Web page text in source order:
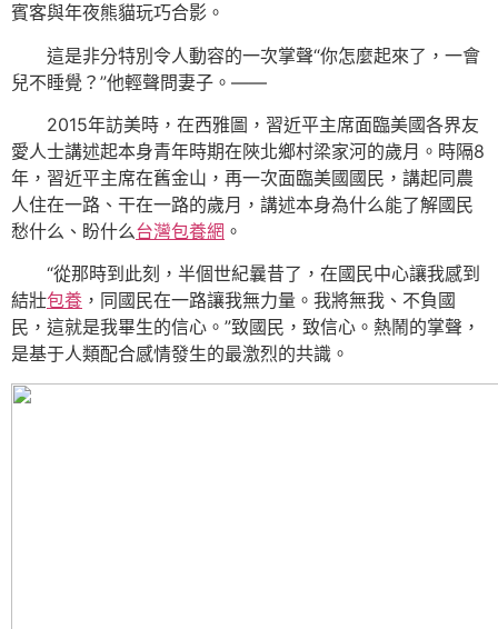
賓客與年夜熊貓玩巧合影。
這是非分特別令人動容的一次掌聲“你怎麼起來了，一會
兒不睡覺？”他輕聲問妻子。——
2015年訪美時，在西雅圖，習近平主席面臨美國各界友
愛人士講述起本身青年時期在陜北鄉村梁家河的歲月。時隔8
年，習近平主席在舊金山，再一次面臨美國國民，講起同農
人住在一路、干在一路的歲月，講述本身為什么能了解國民
愁什么、盼什么台灣包養網 。
“從那時到此刻，半個世紀曩昔了，在國民中心讓我感到
結壯包養 ，同國民在一路讓我無力量。我將無我、不負國
民，這就是我畢生的信心。”致國民，致信心。熱鬧的掌聲，
是基于人類配合感情發生的最激烈的共識。